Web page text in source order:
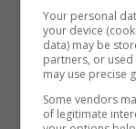
dovrebbero
con tre goal
giornata, e
una
Your personal
your device
data) may be
partners, or
may use precise
Some vendors
of legitimate